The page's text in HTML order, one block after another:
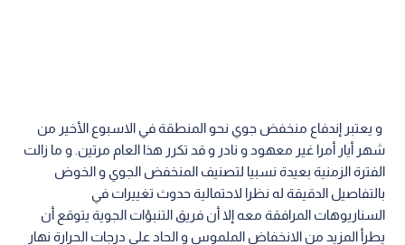
و يعتبر إندفاع منخفض جوي نحو المنطقة في الاسبوع الأخير من
شهر أيار أمرا غير معهود و نادر و قد تكرر هذا العام مرتين. و ما زالت
الفترة الزمنية بعيدة نسبيا لتصنيف المنخفض الجوي و الخوض
بالتفاصيل الدقيقة له نظرا لاحتمالية حدوث تغييرات في
السناريوهات المرافقة معه إلا أن فريق التنبؤات الجوية يتوقع أن
يطرأ المزيد من الانخفاض الملموس و الحاد على درجات الحرارة نهار